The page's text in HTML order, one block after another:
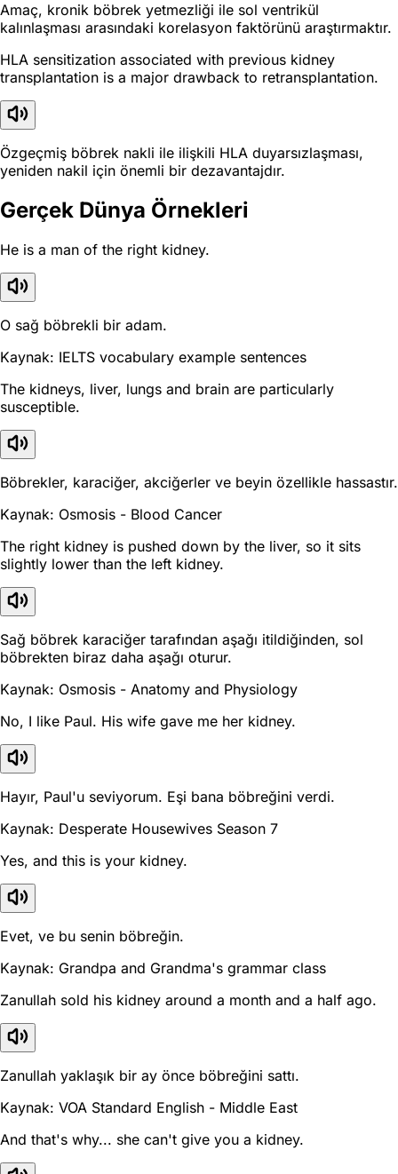
Amaç, kronik böbrek yetmezliği ile sol ventrikül
kalınlaşması arasındaki korelasyon faktörünü araştırmaktır.
HLA sensitization associated with previous kidney
transplantation is a major drawback to retransplantation.
Özgeçmiş böbrek nakli ile ilişkili HLA duyarsızlaşması,
yeniden nakil için önemli bir dezavantajdır.
Gerçek Dünya Örnekleri
He is a man of the right kidney.
O sağ böbrekli bir adam.
Kaynak: IELTS vocabulary example sentences
The kidneys, liver, lungs and brain are particularly
susceptible.
Böbrekler, karaciğer, akciğerler ve beyin özellikle hassastır.
Kaynak: Osmosis - Blood Cancer
The right kidney is pushed down by the liver, so it sits
slightly lower than the left kidney.
Sağ böbrek karaciğer tarafından aşağı itildiğinden, sol
böbrekten biraz daha aşağı oturur.
Kaynak: Osmosis - Anatomy and Physiology
No, I like Paul. His wife gave me her kidney.
Hayır, Paul'u seviyorum. Eşi bana böbreğini verdi.
Kaynak: Desperate Housewives Season 7
Yes, and this is your kidney.
Evet, ve bu senin böbreğin.
Kaynak: Grandpa and Grandma's grammar class
Zanullah sold his kidney around a month and a half ago.
Zanullah yaklaşık bir ay önce böbreğini sattı.
Kaynak: VOA Standard English - Middle East
And that's why... she can't give you a kidney.